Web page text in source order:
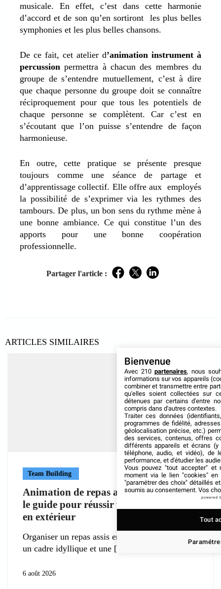
musicale. En effet, c’est dans cette harmonie
d’accord et de son qu’en sortiront les plus belles
symphonies et les plus belles chansons.
De ce fait, cet atelier d’animation instrument à
percussion permettra à chacun des membres du
groupe de s’entendre mutuellement, c’est à dire
que chaque personne du groupe doit se connaître
réciproquement pour que tous les potentiels de
chaque personne se complètent. Car c’est en
s’écoutant que l’on puisse s’entendre de façon
harmonieuse.
En outre, cette pratique se présente presque
toujours comme une séance de partage et
d’apprentissage collectif. Elle offre aux employés
la possibilité de s’exprimer via les rythmes des
tambours. De plus, un bon sens du rythme mène à
une bonne ambiance. Ce qui constitue l’un des
apports pour une bonne coopération
professionnelle.
Partager l'article : Facebook
TwitterLinkedIn
ARTICLES SIMILAIRES
Team Building
Animation de repas assis champêtre :
le guide pour réussir votre événement
en extérieur
Organiser un repas assis en pleine nature offre
un cadre idyllique et une
6 août 2026
Bienvenue
Avec 210 partenaires, nous
informations sur vos appareils
combiner et transmettre entre
qu'elles soient collectées sur
détenues par certains d'entre
compris dans d'autres contextes.
Traiter ces données
programmes de fidélité,
géolocalisation précise, etc.)
des services, contenus, offres
différents appareils et écrans (y
téléphone, audio, et vidéo), de
performance, et d'étudier les
Vous pouvez "tout accepter" et
moment via le lien "cookies" en
"paramétrer des choix" détaillés
soumis au consentement. Vos
powered
Tout